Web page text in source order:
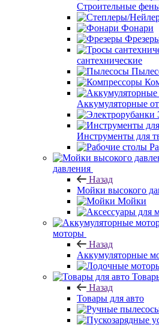
Строительные
Фонари
сантехнические
Аккумуляторные
Инструменты для
давления
Назад
Мойки высокого
Мойки
моторы
Назад
Аккумуляторные
Назад
Товары для авто